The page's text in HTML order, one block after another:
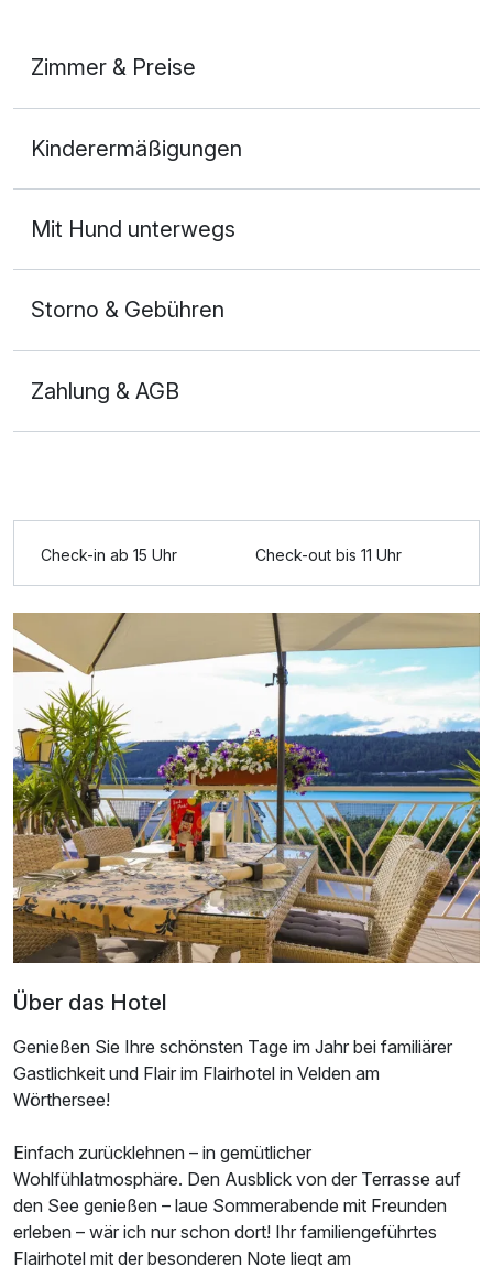
Zimmer & Preise
2 Erwachsene und 2 Kinder
Ausstattung
Für 2 Tage p.P. ab 160,00 €
Doppelzimmer Seeseite
2 Erwachsene und 1 Kind
Kinderermäßigungen
Mit Hund unterwegs
Storno & Gebühren
Zahlung & AGB
Check-in ab 15 Uhr Check-out bis 11 Uhr
Über das Hotel
Genießen Sie Ihre schönsten Tage im Jahr bei familiärer
Gastlichkeit und Flair im Flairhotel in Velden am
Wörthersee!
Einfach zurücklehnen – in gemütlicher
Wohlfühlatmosphäre. Den Ausblick von der Terrasse auf
den See genießen – laue Sommerabende mit Freunden
erleben – wär ich nur schon dort! Ihr familiengeführtes
Flairhotel mit der besonderen Note liegt am